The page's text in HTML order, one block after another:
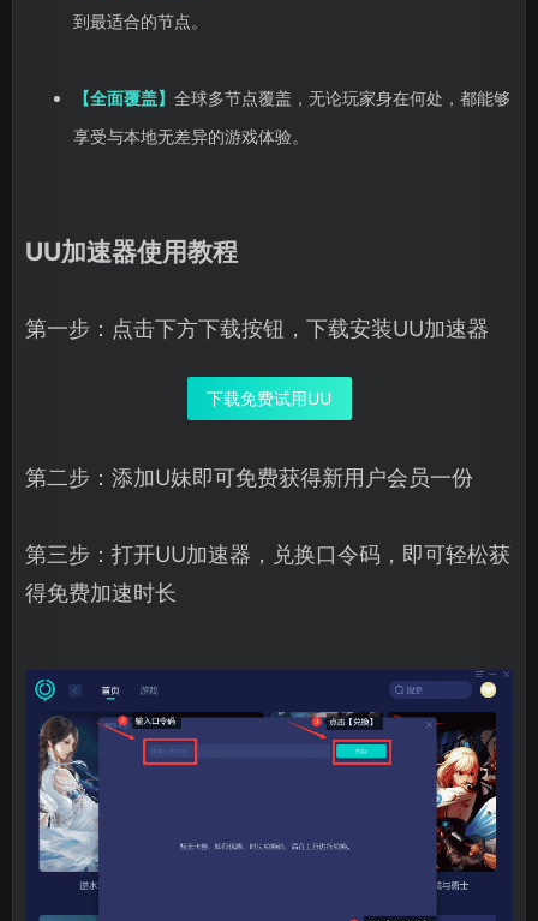
到最适合的节点。
【全面覆盖】 全球多节点覆盖，无论玩家身在何处，都能够
享受与本地无差异的游戏体验。
UU加速器使用教程
第一步：点击下方下载按钮，下载安装UU加速器
下载免费试用UU
第二步：添加U妹即可免费获得新用户会员一份
第三步：打开UU加速器，兑换口令码，即可轻松获
得免费加速时长